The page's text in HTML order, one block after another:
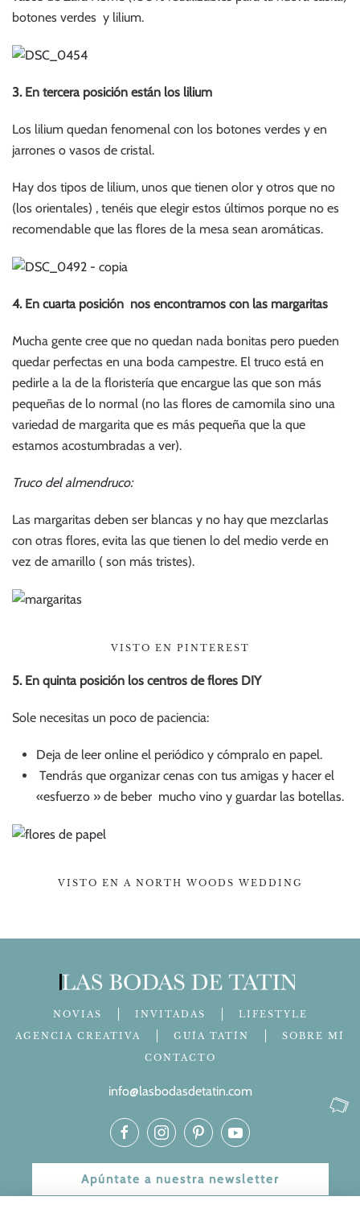
botones verdes y lilium.
3. En tercera posición están los lilium
Los lilium quedan fenomenal con los botones verdes y en
jarrones o vasos de cristal.
Hay dos tipos de lilium, unos que tienen olor y otros que no
(los orientales) , tenéis que elegir estos últimos porque no es
recomendable que las flores de la mesa sean aromáticas.
4. En cuarta posición nos encontramos con las margaritas
Mucha gente cree que no quedan nada bonitas pero pueden
quedar perfectas en una boda campestre. El truco está en
pedirle a la de la floristería que encargue las que son más
pequeñas de lo normal (no las flores de camomila sino una
variedad de margarita que es más pequeña que la que
estamos acostumbradas a ver).
Truco del almendruco:
Las margaritas deben ser blancas y no hay que mezclarlas
con otras flores, evita las que tienen lo del medio verde en
vez de amarillo ( son más tristes).
VISTO EN PINTEREST
5. En quinta posición los centros de flores DIY
Sole necesitas un poco de paciencia:
Deja de leer online el periódico y cómpralo en papel.
Tendrás que organizar cenas con tus amigas y hacer el
«esfuerzo » de beber mucho vino y guardar las botellas.
VISTO EN A NORTH WOODS WEDDING
NOVIAS INVITADAS
LIFESTYLE
AGENCIA CREATIVA
GUÍA TATÍN
SOBRE MÍ
CONTACTO
info@lasbodasdetatin.com
Apúntate a nuestra newsletter